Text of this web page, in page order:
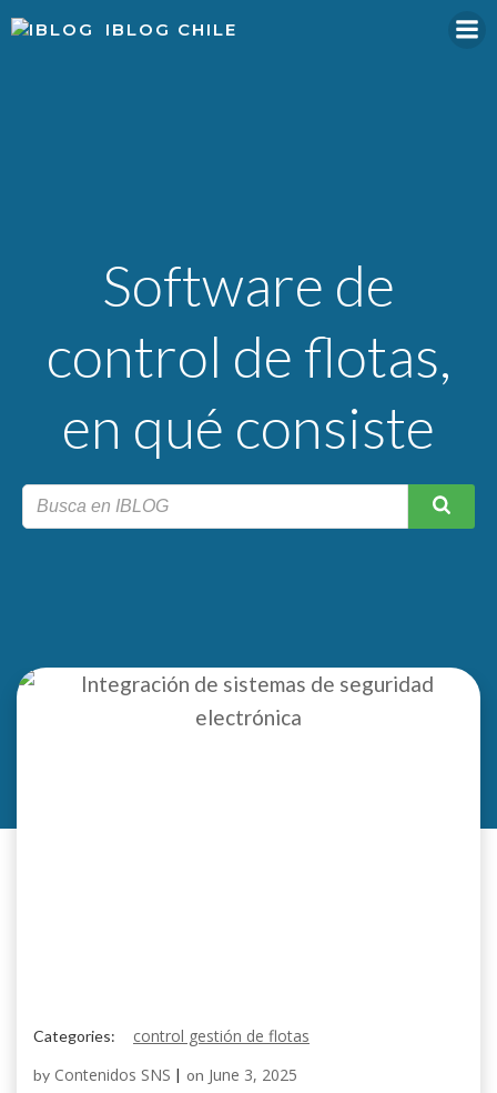
IBLOG CHILE
Software de
control de flotas,
en qué consiste
Categories: control gestión de flotas
by Contenidos SNS | on June 3, 2025